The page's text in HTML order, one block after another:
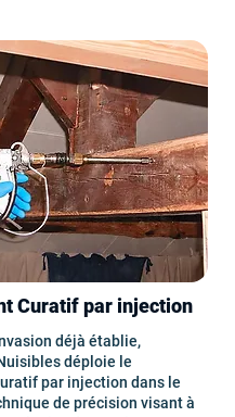
Curatif par injection
déjà établie,
déploie le
par injection dans le
de précision visant à